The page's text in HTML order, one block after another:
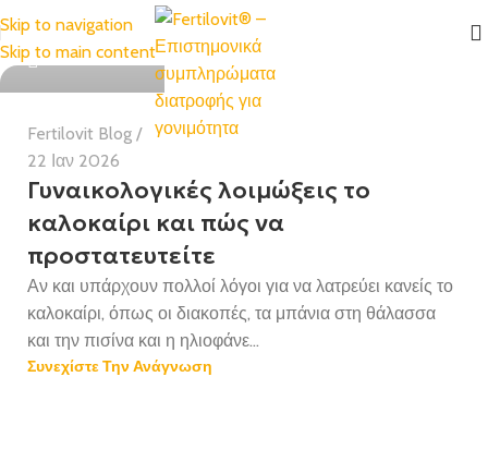
Skip to navigation
Skip to main content
Health Team
Fertilovit Blog
22 Ιαν 2026
Γυναικολογικές λοιμώξεις το
καλοκαίρι και πώς να
προστατευτείτε
Αν και υπάρχουν πολλοί λόγοι για να λατρεύει κανείς το
καλοκαίρι, όπως οι διακοπές, τα μπάνια στη θάλασσα
και την πισίνα και η ηλιοφάνε...
Συνεχίστε Την Ανάγνωση